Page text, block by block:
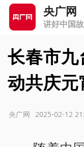
央广网
讲好中国
长春市
动共庆
2025-02-12
央广网